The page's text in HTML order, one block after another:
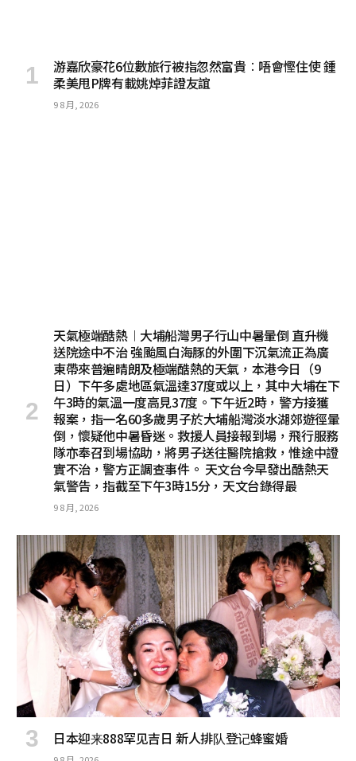
游嘉欣豪花6位數旅行被指忽然富貴︰唔會慳住使 鍾
柔美甩P牌有載姚焯菲證友誼
9 8 月, 2026
天氣極端酷熱︱大埔船灣男子行山中暑暈倒 直升機
送院途中不治 強颱風白海豚的外圍下沉氣流正為廣
東帶來普遍晴朗及極端酷熱的天氣，本港今日（9
日）下午多處地區氣溫達37度或以上，其中大埔在下
午3時的氣溫一度高見37度。下午近2時，警方接獲
報案，指一名60多歲男子於大埔船灣淡水湖郊遊徑暈
倒，懷疑他中暑昏迷。救援人員接報到場，飛行服務
隊亦奉召到場協助，將男子送往醫院搶救，惟途中證
實不治，警方正調查事件。 天文台今早發出酷熱天
氣警告，指截至下午3時15分，天文台錄得最
9 8 月, 2026
日本迎来888罕见吉日 新人排队登记蜂蜜婚